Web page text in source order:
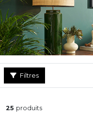
pour tous les goûts !
Filtres
25 produits